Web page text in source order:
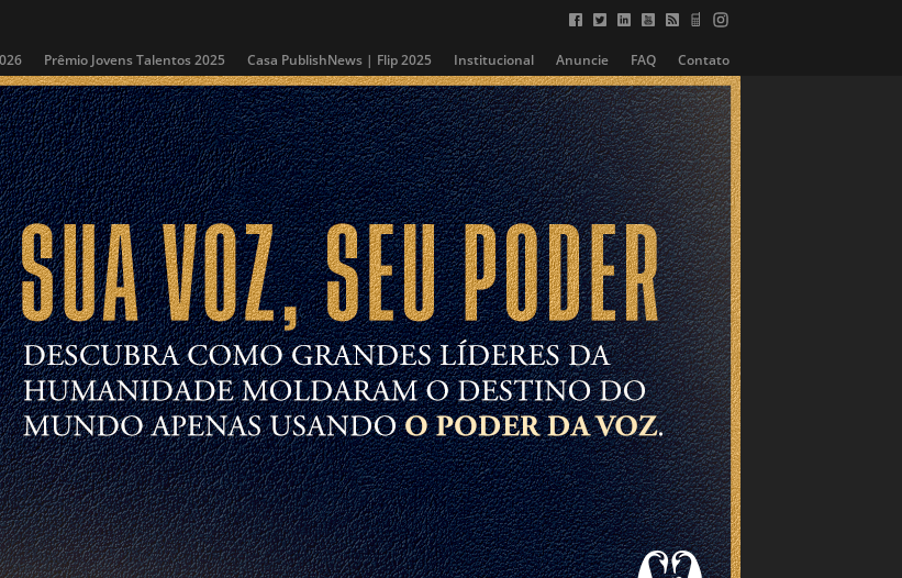
Prêmio Jovens Talentos 2025 Casa PublishNews | Flip 2025 Institucional Anuncie FAQ Contato